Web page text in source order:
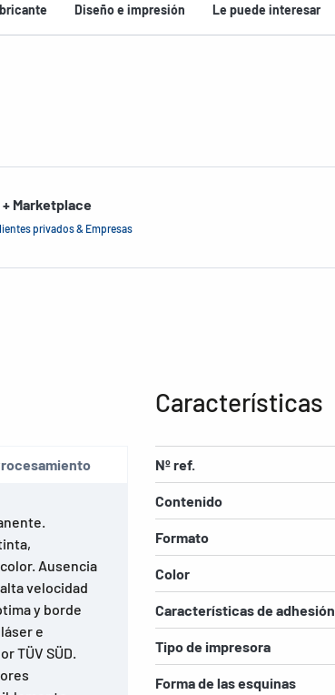
Diseño e impresión Le puede interesar
Marketplace
privados & Empresas
Ausencia
velocidad
y borde
e
TÜV SÜD.
Características
Nº ref.
Contenido
Formato
Color
Características de adhesión
Tipo de impresora
Forma de las esquinas